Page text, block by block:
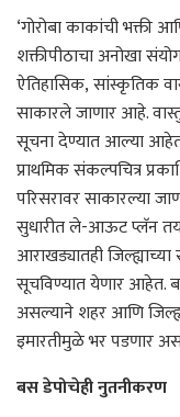
‘गोरोबा काकांची भक्ती
शक्तीपीठाचा अनोखा
ऐतिहासिक, सांस्कृतिक
साकारले जाणार आहे.
सूचना देण्यात आल्या
प्राथमिक संकल्पचित्र
परिसरावर साकारल्या
सुधारीत ले-आऊट प्लॅन
आराखड्यातही
सूचविण्यात येणार आहेत.
असल्याने शहर आणि
इमारतीमुळे भर पडणार
बस डेपोचेही नुतनीकरण